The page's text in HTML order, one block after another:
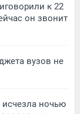
к 22
он звонит
вузов не
исчезла ночью